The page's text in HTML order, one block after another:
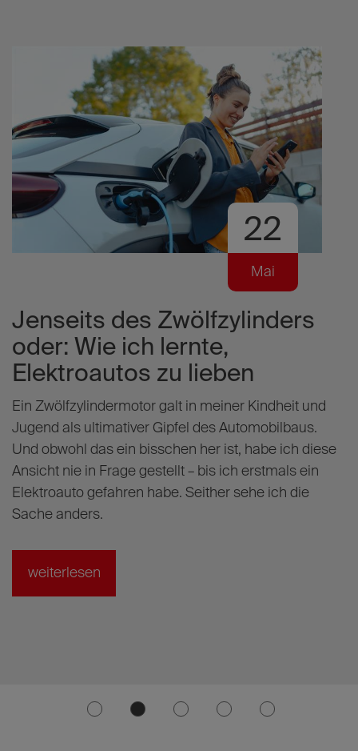
Jenseits des Zwölfzylinders
oder: Wie ich lernte,
Elektroautos zu lieben
Ein Zwölfzylindermotor galt in meiner Kindheit und
Jugend als ultimativer Gipfel des Automobilbaus.
Und obwohl das ein bisschen her ist, habe ich diese
Ansicht nie in Frage gestellt – bis ich erstmals ein
Elektroauto gefahren habe. Seither sehe ich die
Sache anders.
weiterlesen
22
Mai